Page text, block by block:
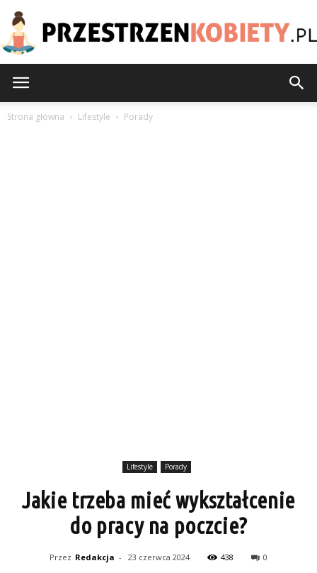
Strona główna Lifestyle Porady
Lifestyle Porady
Jakie trzeba mieć wykształcenie
do pracy na poczcie?
Przez Redakcja - 23 czerwca 2024 438 0